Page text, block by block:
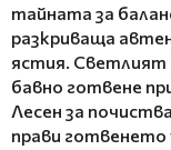
тайната за
разкриваща
ястия. Светлият
бавно готвене
Лесен за
прави готвенето